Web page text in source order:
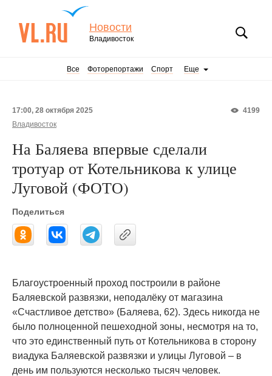
Новости
Владивосток
Все Фоторепортажи Спорт Еще
4199
17:00, 28 октября 2025
Владивосток
На Баляева впервые сделали
тротуар от Котельникова к улице
Луговой (ФОТО)
Поделиться
Благоустроенный проход построили в районе
Баляевской развязки, неподалёку от магазина
«Счастливое детство» (Баляева, 62). Здесь никогда не
было полноценной пешеходной зоны, несмотря на то,
что это единственный путь от Котельникова в сторону
виадука Баляевской развязки и улицы Луговой – в
день им пользуются несколько тысяч человек.